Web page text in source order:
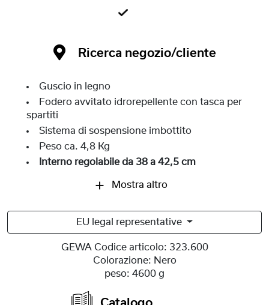
Ricerca negozio/cliente
Guscio in legno
Fodero avvitato idrorepellente con tasca per
spartiti
Sistema di sospensione imbottito
Peso ca. 4,8 Kg
Interno regolabile da 38 a 42,5 cm
Mostra altro
EU legal representative
GEWA Codice articolo: 323.600
Colorazione: Nero
peso: 4600 g